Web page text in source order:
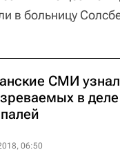
в больницу
СМИ
в
06:50